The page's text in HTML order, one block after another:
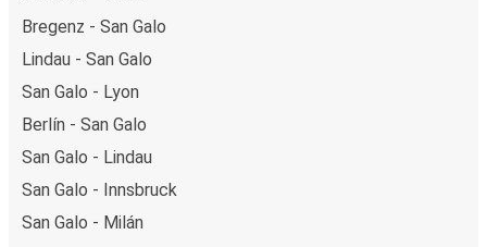
Bregenz - San Galo
Lindau - San Galo
San Galo - Lyon
Berlín - San Galo
San Galo - Lindau
San Galo - Innsbruck
San Galo - Milán